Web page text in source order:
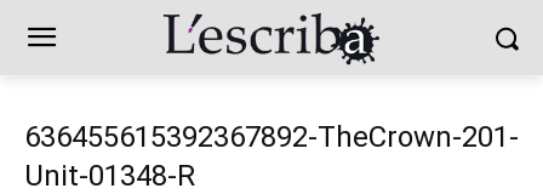
636455615392367892-TheCrown-201-
Unit-01348-R